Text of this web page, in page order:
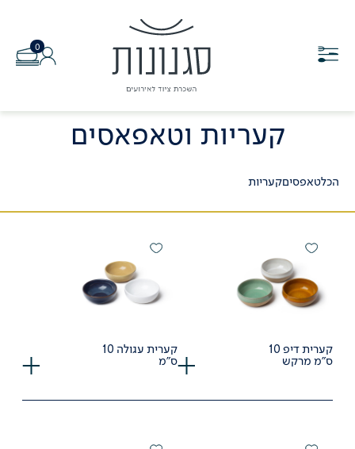
0
קעריות וטאפאסים
הכלטאפסיםקעריות
קערית דיפ 10
ס"מ מרקש
קערית עגולה 10
ס"מ